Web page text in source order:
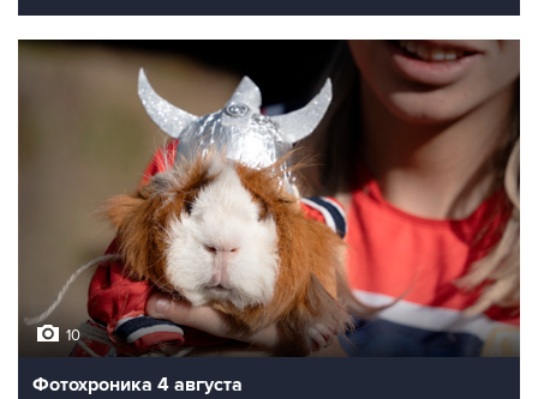
10
Фотохроника 4 августа